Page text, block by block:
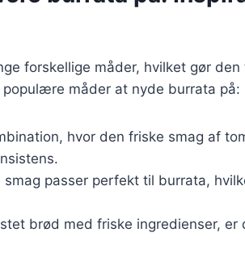
forskellige måder, hvilket gør den
måder at nyde burrata på:
hvor den friske smag af
smag passer perfekt til burrata,
brød med friske ingredienser, er